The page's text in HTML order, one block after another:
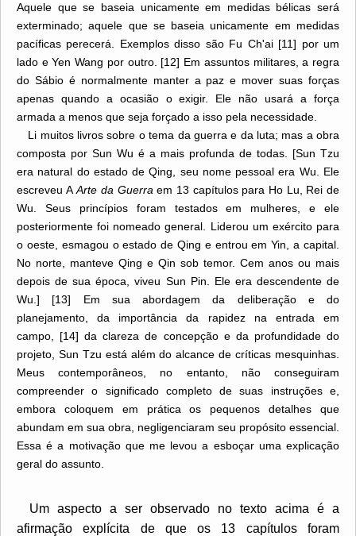
Aquele que se baseia unicamente em medidas bélicas será
exterminado; aquele que se baseia unicamente em medidas
pacíficas perecerá. Exemplos disso são Fu Ch'ai [11] por um
lado e Yen Wang por outro. [12] Em assuntos militares, a regra
do Sábio é normalmente manter a paz e mover suas forças
apenas quando a ocasião o exigir. Ele não usará a força
armada a menos que seja forçado a isso pela necessidade.
Li muitos livros sobre o tema da guerra e da luta; mas a obra
composta por Sun Wu é a mais profunda de todas. [Sun Tzu
era natural do estado de Qing, seu nome pessoal era Wu. Ele
escreveu AArte da Guerra em 13 capítulos para Ho Lu, Rei de
Wu. Seus princípios foram testados em mulheres, e ele
posteriormente foi nomeado general. Liderou um exército para
o oeste, esmagou o estado de Qing e entrou em Yin, a capital.
No norte, manteve Qing e Qin sob temor. Cem anos ou mais
depois de sua época, viveu Sun Pin. Ele era descendente de
Wu.] [13] Em sua abordagem da deliberação e do
planejamento, da importância da rapidez na entrada em
campo, [14] da clareza de concepção e da profundidade do
projeto, Sun Tzu está além do alcance de críticas mesquinhas.
Meus contemporâneos, no entanto, não conseguiram
compreender o significado completo de suas instruções e,
embora coloquem em prática os pequenos detalhes que
abundam em sua obra, negligenciaram seu propósito essencial.
Essa é a motivação que me levou a esboçar uma explicação
geral do assunto.
Um aspecto a ser observado no texto acima é a
afirmação explícita de que os 13 capítulos foram